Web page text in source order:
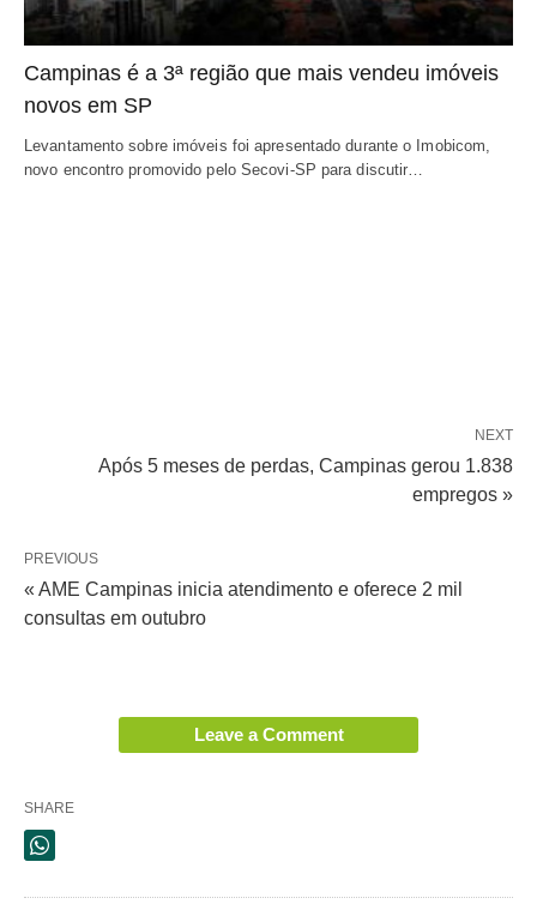
Campinas é a 3ª região que mais vendeu imóveis
novos em SP
Levantamento sobre imóveis foi apresentado durante o Imobicom,
novo encontro promovido pelo Secovi-SP para discutir…
NEXT
Após 5 meses de perdas, Campinas gerou 1.838
empregos »
PREVIOUS
« AME Campinas inicia atendimento e oferece 2 mil
consultas em outubro
Leave a Comment
SHARE